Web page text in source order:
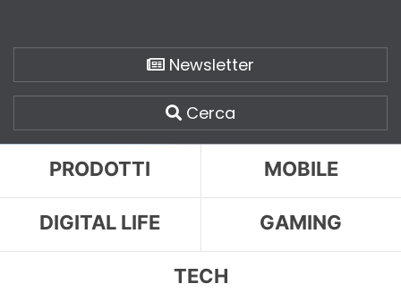
Newsletter
Cerca
PRODOTTI MOBILE
DIGITAL LIFE GAMING
TECH